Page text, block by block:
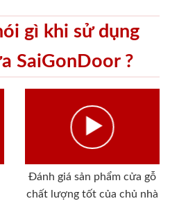
gì khi sử dụng
SaiGonDoor ?
Đánh giá sản phẩm cửa gỗ
chất lượng tốt của chủ nhà